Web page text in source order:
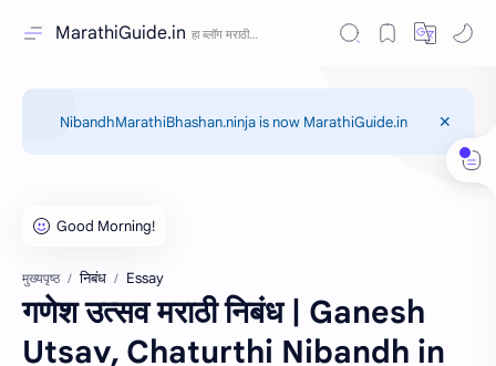
MarathiGuide.in
NibandhMarathiBhashan.ninja is now MarathiGuide.in
मुख्यपृष्ठ निबंध Essay
गणेश उत्सव मराठी निबंध | Ganesh
Utsav, Chaturthi Nibandh in